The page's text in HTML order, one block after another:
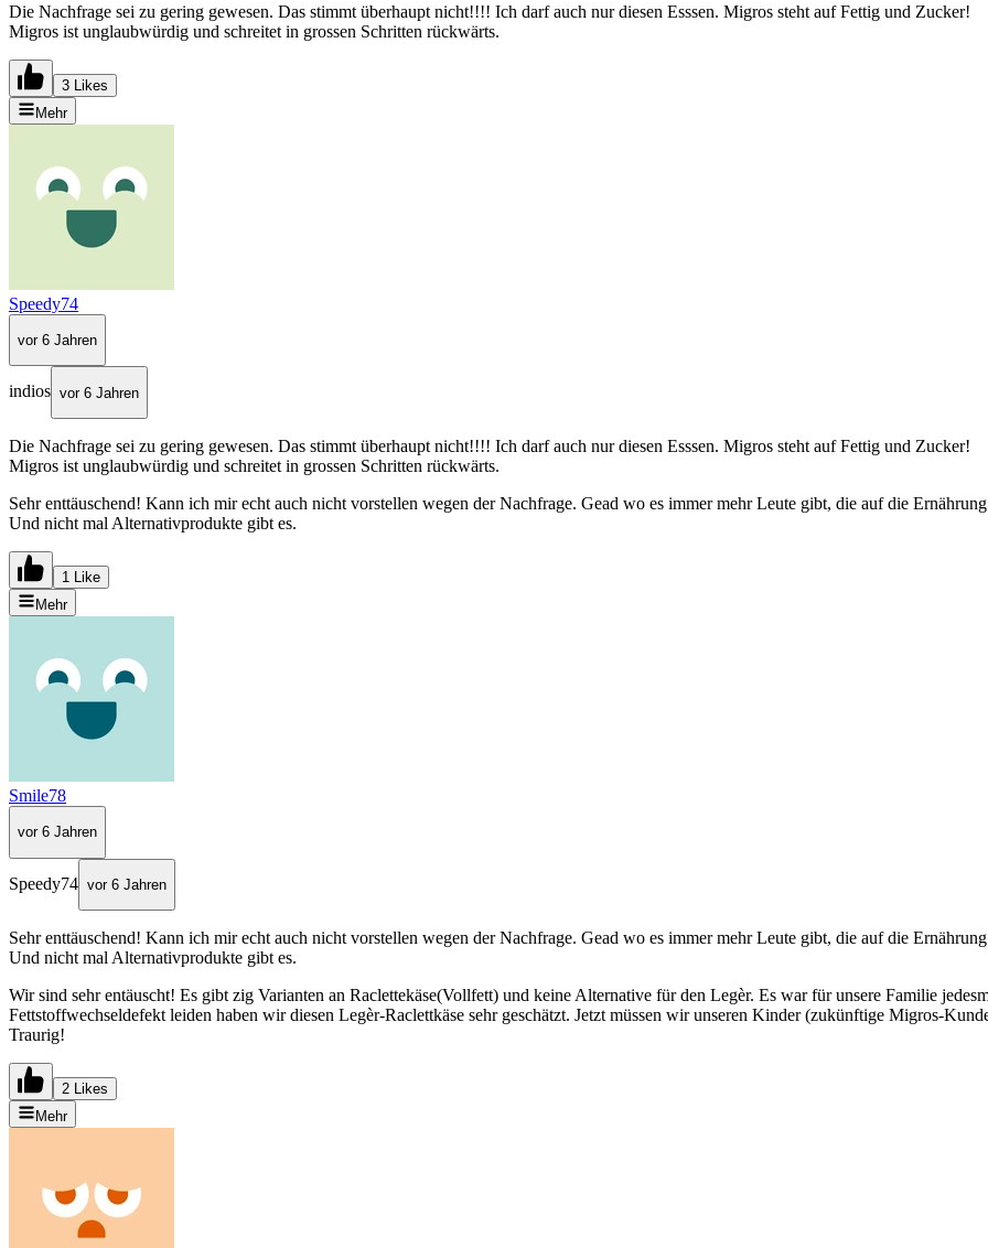
Die Nachfrage sei zu gering gewesen. Das stimmt überhaupt nicht!!!! Ich darf auch nur diesen Esssen. Migros steht auf Fettig und Zucker!
Migros ist unglaubwürdig und schreitet in grossen Schritten rückwärts.
3 Likes
Mehr
Speedy74
vor 6 Jahren
indios vor 6 Jahren
Die Nachfrage sei zu gering gewesen. Das stimmt überhaupt nicht!!!! Ich darf auch nur diesen Esssen. Migros steht auf Fettig und Zucker!
Migros ist unglaubwürdig und schreitet in grossen Schritten rückwärts.
Sehr enttäuschend! Kann ich mir echt auch nicht vorstellen wegen der Nachfrage. Gead wo es immer mehr Leute gibt, die auf die
Und nicht mal Alternativprodukte gibt es.
1 Like
Mehr
Smile78
vor 6 Jahren
Speedy74 vor 6 Jahren
Sehr enttäuschend! Kann ich mir echt auch nicht vorstellen wegen der Nachfrage. Gead wo es immer mehr Leute gibt, die auf die
Und nicht mal Alternativprodukte gibt es.
Wir sind sehr entäuscht! Es gibt zig Varianten an Raclettekäse(Vollfett) und keine Alternative für den Legèr. Es war für unsere Familie
Fettstoffwechseldefekt leiden haben wir diesen Legèr-Raclettkäse sehr geschätzt. Jetzt müssen wir unseren Kinder (zukünftige Migros-
Traurig!
2 Likes
Mehr